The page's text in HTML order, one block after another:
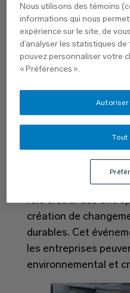
midi
Changer le
La Midi conférence –
entrepreneur.e à la
rôle crucial des
création de
durables. Cet
les entreprises
environnemental et
Nous utilisons des témoins
informations qui nous
expérience sur le site, de
d’analyser les statistiques
pouvez personnaliser votre
« Préférences ».
Tout